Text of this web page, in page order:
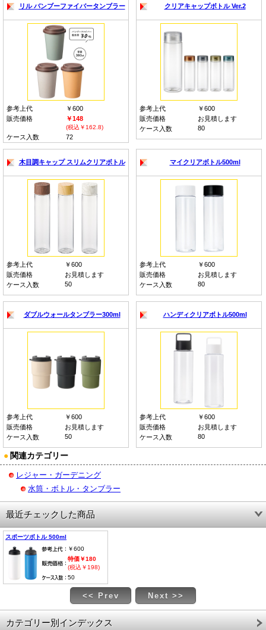
リル バンブーファイバータンブラー
参考上代
￥600
販売価格
￥148
(税込￥162.8)
ケース入数 72
クリアキャップボトル Ver.2
参考上代
￥600
販売価格
お見積します
ケース入数
80
木目調キャップ スリムクリアボトル
参考上代
￥600
販売価格
お見積します
ケース入数
50
マイクリアボトル500ml
参考上代
￥600
販売価格
お見積します
ケース入数
80
ダブルウォールタンブラー300ml
参考上代
￥600
販売価格
お見積します
ケース入数
50
ハンディクリアボトル500ml
参考上代
￥600
販売価格
お見積します
ケース入数
80
● 関連カテゴリー
レジャー・ガーデニング
水筒・ボトル・タンブラー
最近チェックした商品
スポーツボトル 500ml
￥600
特価￥180
(税込￥198)
50
<< Prev Next >>
カテゴリー別インデックス